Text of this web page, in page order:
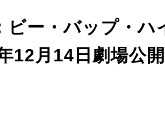
ビー・バップ・ハ
12月14日劇場公